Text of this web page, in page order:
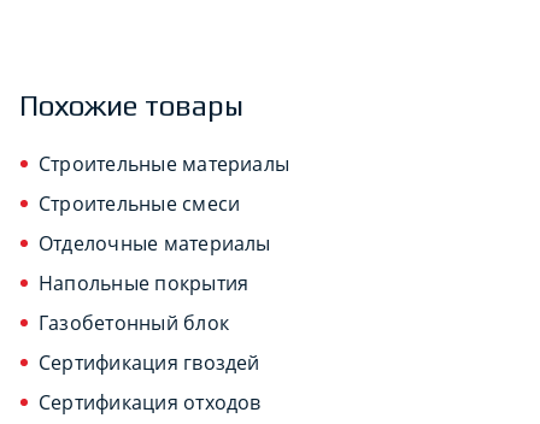
Похожие товары
Строительные материалы
Строительные смеси
Отделочные материалы
Напольные покрытия
Газобетонный блок
Сертификация гвоздей
Сертификация отходов